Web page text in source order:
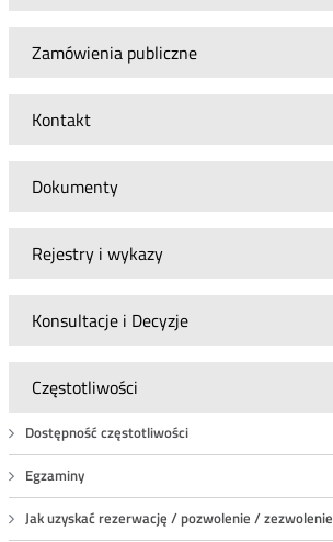
Zamówienia publiczne
Kontakt
Dokumenty
Rejestry i wykazy
Konsultacje i Decyzje
Częstotliwości
Dostępność częstotliwości
Egzaminy
Jak uzyskać rezerwację / pozwolenie / zezwolenie